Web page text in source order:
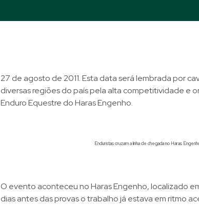
27 de agosto de 2011. Esta data será lembrada por
diversas regiões do país pela alta competitividade e
Enduro Equestre do Haras Engenho.
Enduristas cruzam a linha de chegada no Haras
O evento aconteceu no Haras Engenho, localizado
dias antes das provas o trabalho já estava em ritmo